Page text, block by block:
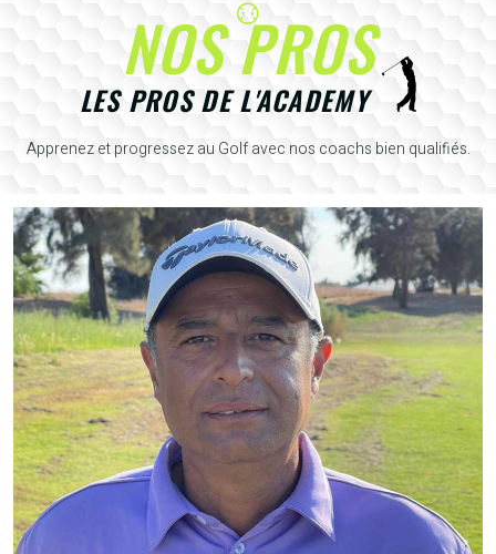
NOS PROS
LES PROS DE L'ACADEMY
Apprenez et progressez au Golf avec nos coachs bien qualifiés.